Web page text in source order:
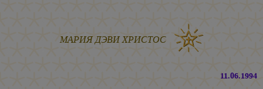
МАРИЯ ДЭВИ ХРИСТОС
11.06.1994